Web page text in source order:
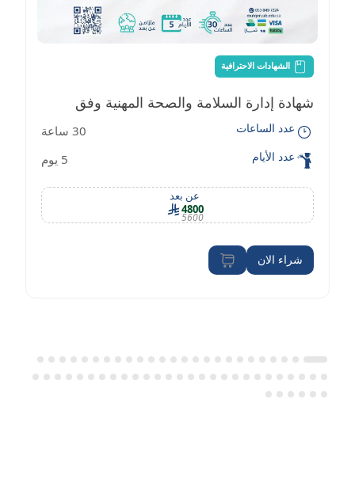
الشهادات الاحترافية
شهادة إدارة السلامة والصحة المهنية وفق
معايير OSHA
عدد الساعات 30 ساعة
عدد الأيام 5 يوم
عن بعد
4800
5600
شراء الان